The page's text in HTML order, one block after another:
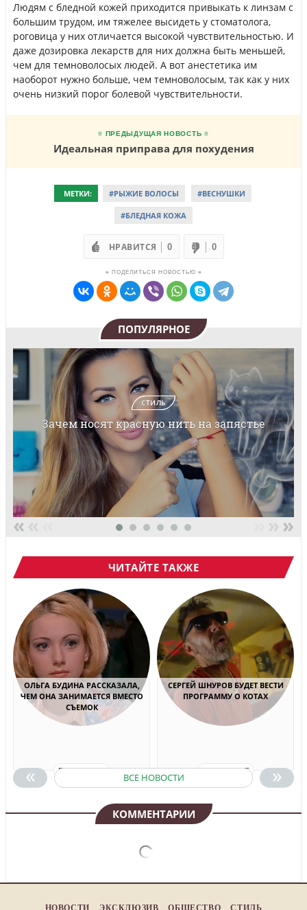
Людям с бледной кожей приходится привыкать к линзам с
большим трудом, им тяжелее высидеть у стоматолога,
роговица у них отличается высокой чувствительностью. И
даже дозировка лекарств для них должна быть меньшей,
чем для темноволосых людей. А вот анестетика им
наоборот нужно больше, чем темноволосым, так как у них
очень низкий порог болевой чувствительности.
≡ ПРЕДЫДУЩАЯ НОВОСТЬ ≡
Идеальная приправа для похудения
МЕТКИ: #РЫЖИЕ ВОЛОСЫ #ВЕСНУШКИ
#БЛЕДНАЯ КОЖА
НРАВИТСЯ 0 0
≡ ПОДЕЛИТЬСЯ НОВОСТЬЮ ≡
ПОПУЛЯРНОЕ
СТИЛЬ
Зачем носят красную нить на запястье
««« »»»
ЧИТАЙТЕ ТАКЖЕ
« »
ОЛЬГА БУДИНА РАССКАЗАЛА,
ЧЕМ ОНА ЗАНИМАЕТСЯ ВМЕСТО
СЪЕМОК
ПОДРОБНЕЕ
СЕРГЕЙ ШНУРОВ БУДЕТ ВЕСТИ
ПРОГРАММУ О КОТАХ
ПОДРОБНЕЕ
ВСЕ НОВОСТИ
КОММЕНТАРИИ
НОВОСТИ ЭКСКЛЮЗИВ ОБЩЕСТВО СТИЛЬ